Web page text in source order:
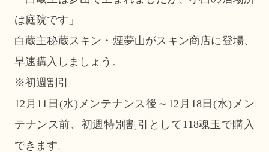
は庭院です」
白蔵主秘蔵スキン・煙夢山がスキン商店に登場、
早速購入しましょう。
※初週割引
12月11日(水)メンテナンス後～12月18日(水)メン
テナンス前、初週特別割引として118魂玉で購入
できます。